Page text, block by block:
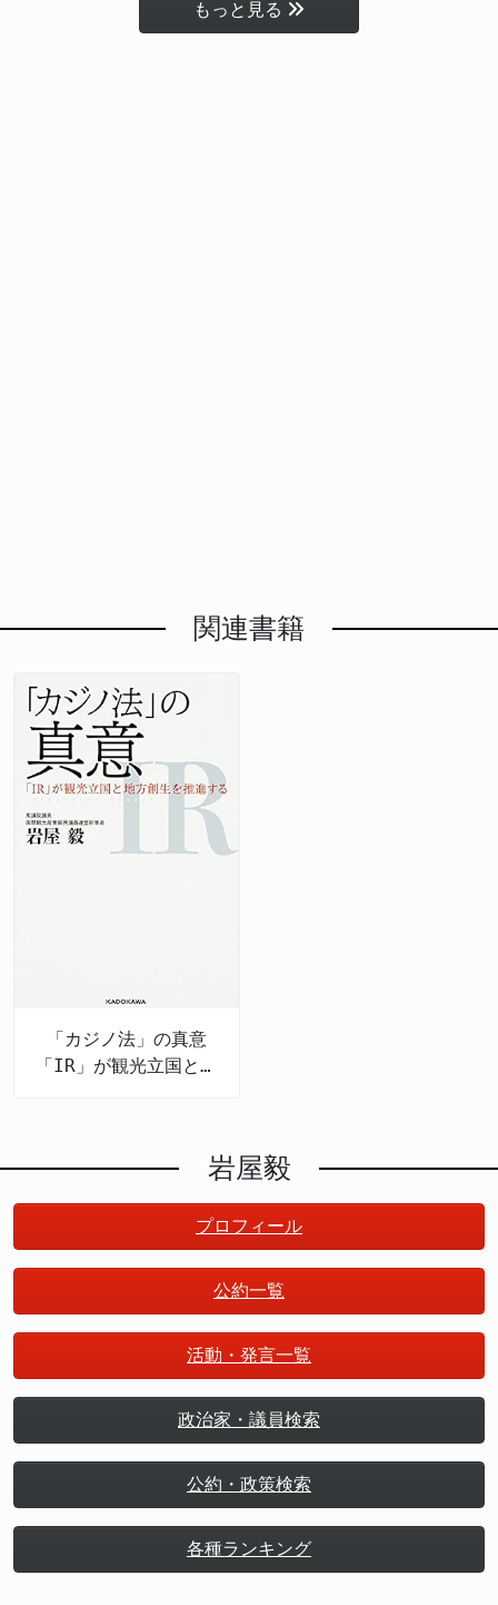
もっと見る
関連書籍
「カジノ法」の真意
「IR」が観光立国と地
岩屋毅
プロフィール
公約一覧
活動・発言一覧
政治家・議員検索
公約・政策検索
各種ランキング